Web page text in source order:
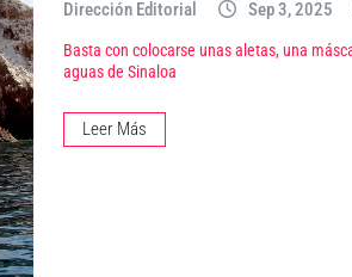
Dirección Editorial Sep 3, 2025
Basta con colocarse unas aletas, una
aguas de Sinaloa
Leer Más